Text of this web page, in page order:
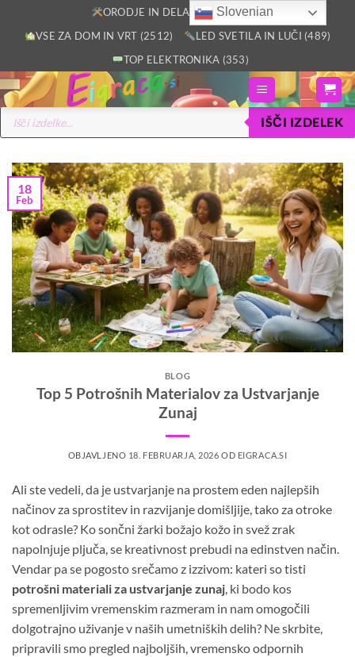
ORODJE IN DELAVNICA (2805)
VSE ZA DOM IN VRT (2512)
LED SVETILA IN LUČI (489)
TOP ELEKTRONIKA (353)
Products
search
IŠČI IZDELEK
18
Feb
BLOG
Top 5 Potrošnih Materialov za Ustvarjanje
Zunaj
OBJAVLJENO 18. FEBRUARJA, 2026 OD EIGRACA.SI
Ali ste vedeli, da je ustvarjanje na prostem eden najlepših
načinov za sprostitev in razvijanje domišljije, tako za otroke
kot odrasle? Ko sončni žarki božajo kožo in svež zrak
napolnjuje pljuča, se kreativnost prebudi na edinstven način.
Vendar pa se pogosto srečamo z izzivom: kateri so tisti
potrošni materiali za ustvarjanje zunaj, ki bodo kos
spremenljivim vremenskim razmeram in nam omogočili
dolgotrajno uživanje v naših umetniških delih? Ne skrbite,
pripravili smo pregled najboljših, vremensko odpornih
Slovenian